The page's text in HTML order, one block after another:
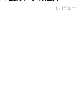
レビュー